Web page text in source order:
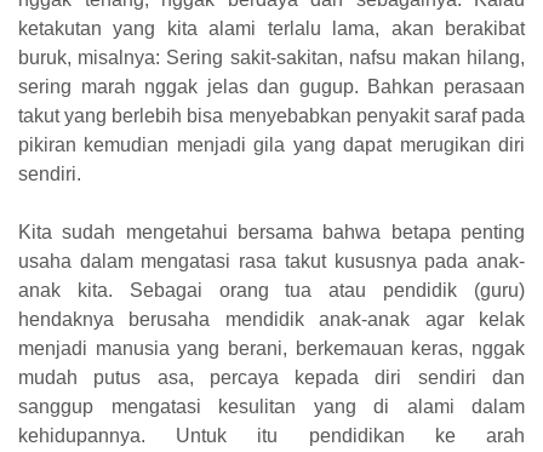
ketakutan yang kita alami terlalu lama, akan berakibat
buruk, misalnya: Sering sakit-sakitan, nafsu makan hilang,
sering marah nggak jelas dan gugup. Bahkan perasaan
takut yang berlebih bisa menyebabkan penyakit saraf pada
pikiran kemudian menjadi gila yang dapat merugikan diri
sendiri.
Kita sudah mengetahui bersama bahwa betapa penting
usaha dalam mengatasi rasa takut kususnya pada anak-
anak kita. Sebagai orang tua atau pendidik (guru)
hendaknya berusaha mendidik anak-anak agar kelak
menjadi manusia yang berani, berkemauan keras, nggak
mudah putus asa, percaya kepada diri sendiri dan
sanggup mengatasi kesulitan yang di alami dalam
kehidupannya. Untuk itu pendidikan ke arah